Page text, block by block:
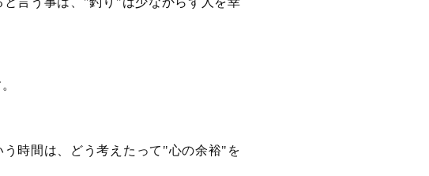
時間は、どう考えたって "心の余裕" を